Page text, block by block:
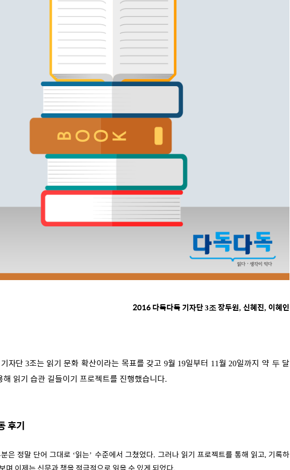
2016다독다독 기자단3조장두원, 신혜진, 이혜인
자단3조는 읽기 문화 확산이라는 목표를 갖고 9월 19일부터 11월20일까지 약 두 달
해 읽기 습관 길들이기 프로젝트를 진행했습니다.
후기
은 정말 단어 그대로 ‘읽는’ 수준에서 그쳤었다. 그러나 읽기 프로젝트를 통해 읽고, 기록하